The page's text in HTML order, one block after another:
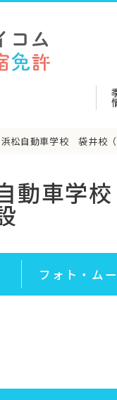
浜松自動車学校 袋井校（
動車学
フォト・ ム